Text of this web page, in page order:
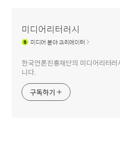
미디어리터러시
미디어분야 크리에이터
한국언론진흥재단의 미디어리터러
니다.
구독하기